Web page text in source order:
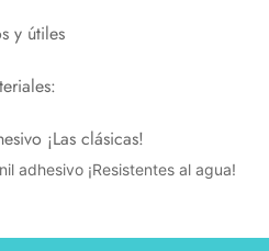
y útiles
¡Las clásicas!
adhesivo ¡Resistentes al agua!